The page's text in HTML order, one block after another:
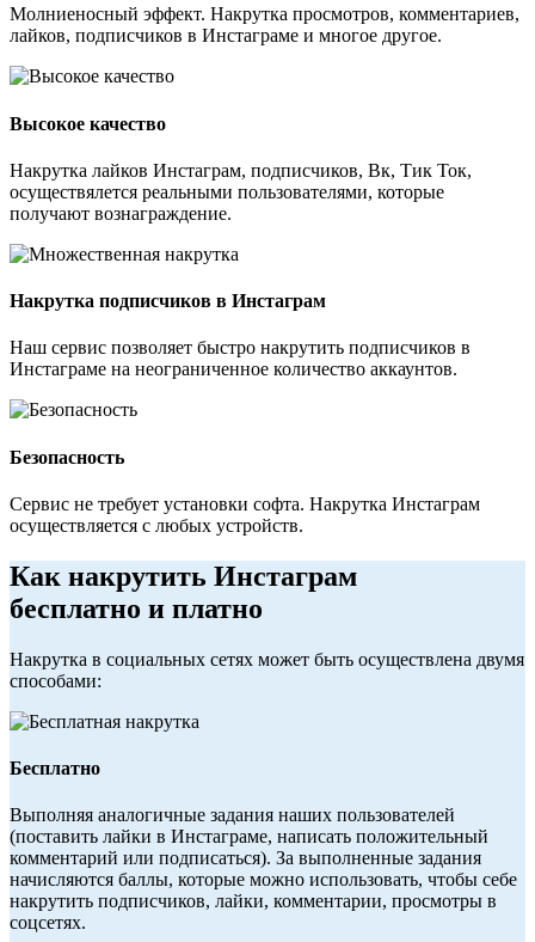
Молниеносный эффект. Накрутка просмотров, комментариев,
лайков, подписчиков в Инстаграме и многое другое.
Высокое качество
Накрутка лайков Инстаграм, подписчиков, Вк, Тик Ток,
осуществялется реальными пользователями, которые
получают вознаграждение.
Накрутка подписчиков в Инстаграм
Наш сервис позволяет быстро накрутить подписчиков в
Инстаграме на неограниченное количество аккаунтов.
Безопасность
Сервис не требует установки софта. Накрутка Инстаграм
осуществляется с любых устройств.
Как накрутить Инстаграм
бесплатно и платно
Накрутка в социальных сетях может быть осуществлена двумя
способами:
Бесплатно
Выполняя аналогичные задания наших пользователей
(поставить лайки в Инстаграме, написать положительный
комментарий или подписаться). За выполненные задания
начисляются баллы, которые можно использовать, чтобы себе
накрутить подписчиков, лайки, комментарии, просмотры в
соцсетях.